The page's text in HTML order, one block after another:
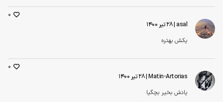
asal | ۲۸ تیر ۱۴۰۰
یکش بهتره
0
Matin-Artorias | ۲۸ تیر ۱۴۰۰
یادش بخیر بچگیا
0